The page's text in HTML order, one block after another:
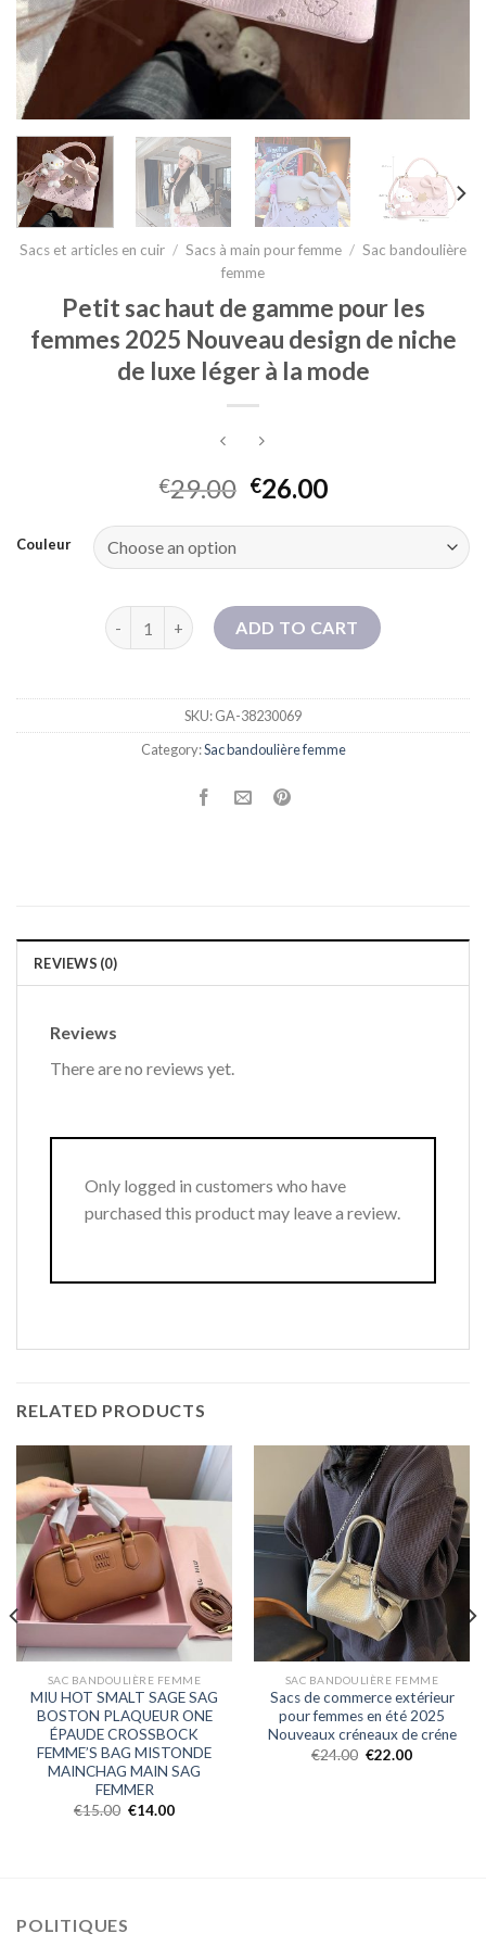
Sacs et articles en cuir / Sacs à main pour femme / Sac bandoulière
femme
Petit sac haut de gamme pour les
femmes 2025 Nouveau design de niche
de luxe léger à la mode
€29.00 €26.00
Couleur
Petit sac haut de gamme pour les femmes 2025
ADD TO CART
SKU:GA-38230069
Category:Sac bandoulière femme
REVIEWS (0)
Reviews
There are no reviews yet.
Only logged in customers who have
purchased this product may leave a review.
RELATED PRODUCTS
SAC BANDOULIÈRE FEMME
MIU HOT SMALT SAGE SAG
BOSTON PLAQUEUR ONE
ÉPAUDE CROSSBOCK
FEMME’S BAG MISTONDE
MAINCHAG MAIN SAG
FEMMER
€15.00 €14.00
SAC BANDOULIÈRE FEMME
Sacs de commerce extérieur
pour femmes en été 2025
Nouveaux créneaux de créne
€24.00 €22.00
POLITIQUES